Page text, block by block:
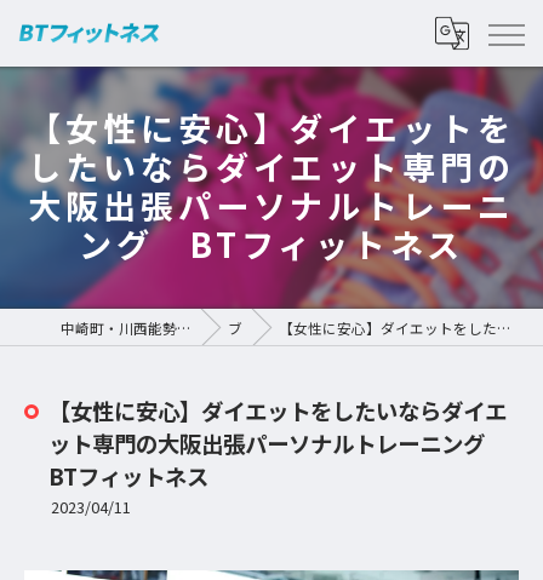
【女性に安心】ダイエットを
したいならダイエット専門の
大阪出張パーソナルトレーニ
ング BTフィットネス
中崎町・川西能勢口のパーソナルジムなら | BTフィットネス ブログ 【女性に安心】ダイエットをしたいならダイエット専門の大阪出張パーソナルトレーニング BTフィットネス
【女性に安心】ダイエットをしたいならダイエ
ット専門の大阪出張パーソナルトレーニング
BTフィットネス
2023/04/11